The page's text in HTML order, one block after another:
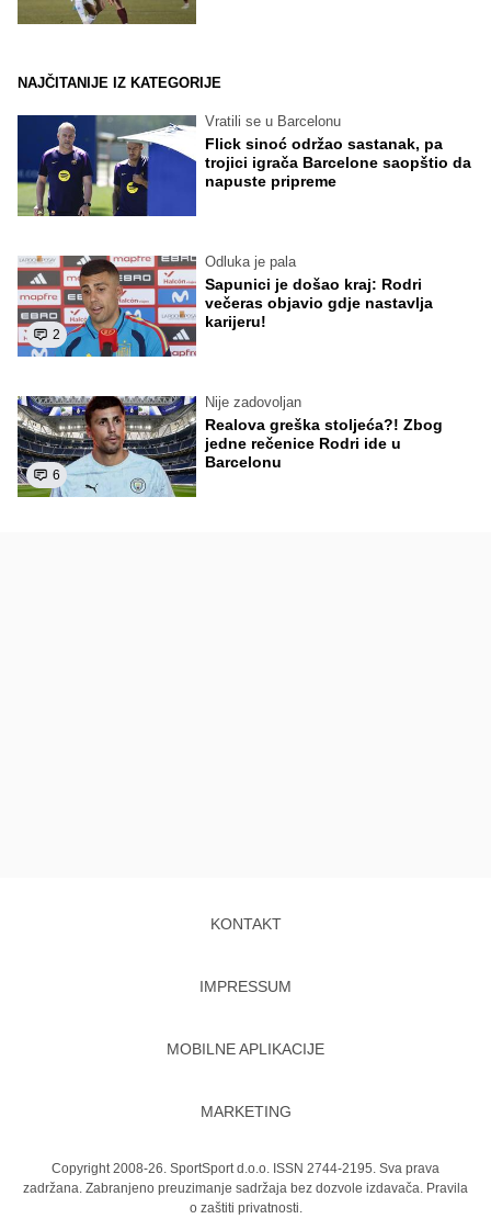
NAJČITANIJE IZ KATEGORIJE
Vratili se u Barcelonu
Flick sinoć održao sastanak, pa
trojici igrača Barcelone saopštio da
napuste pripreme
2
Odluka je pala
Sapunici je došao kraj: Rodri
večeras objavio gdje nastavlja
karijeru!
6
Nije zadovoljan
Realova greška stoljeća?! Zbog
jedne rečenice Rodri ide u
Barcelonu
KONTAKT
IMPRESSUM
MOBILNE APLIKACIJE
MARKETING
Copyright 2008-26. SportSport d.o.o. ISSN 2744-2195. Sva prava
zadržana. Zabranjeno preuzimanje sadržaja bez dozvole izdavača. Pravila
o zaštiti privatnosti.